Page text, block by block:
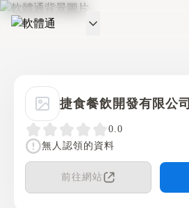
軟體通
捷食餐飲開發有限公司
0.0
無人認領的資料
前往網站